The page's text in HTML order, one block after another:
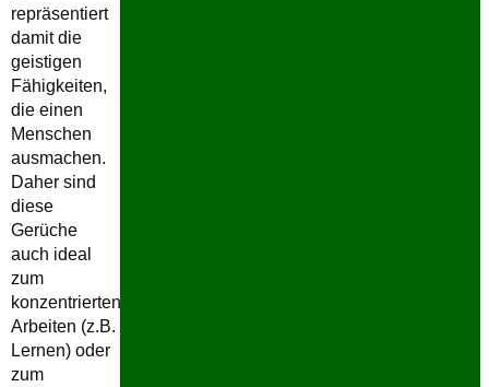
repräsentiert
damit die
geistigen
Fähigkeiten,
die einen
Menschen
ausmachen.
Daher sind
diese
Gerüche
auch ideal
zum
konzentrierten
Arbeiten (z.B.
Lernen) oder
zum